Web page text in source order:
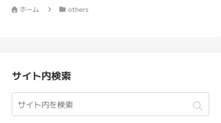
ホーム
others
サイト内検索